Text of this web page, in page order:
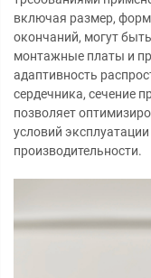
включая размер,
окончаний, могут
монтажные платы и
адаптивность
сердечника, сечение
позволяет
условий
производительности.